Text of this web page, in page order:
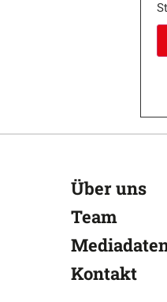
Über uns
Team
Kontakt